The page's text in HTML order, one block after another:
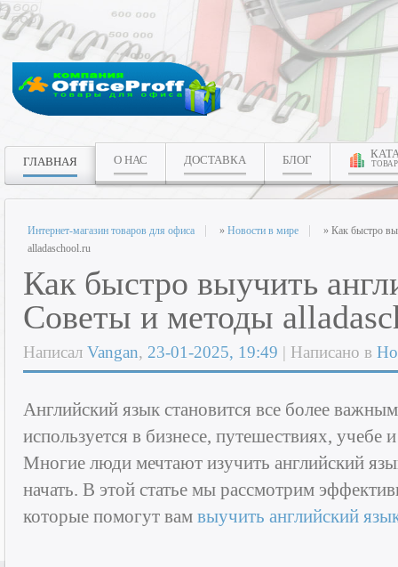
ГЛАВНАЯ О НАС ДОСТАВКА БЛОГ
Интернет-магазин товаров для офиса » Новости в мире
» Как быстро
alladaschool.ru
Как быстро выучить
Советы и методы
Написал Vangan, 23-01-2025, 19:49 | Написано в
Английский язык становится все более
используется в бизнесе, путешествиях, учебе
Многие люди мечтают изучить английский
начать. В этой статье мы рассмотрим
которые помогут вам выучить английский